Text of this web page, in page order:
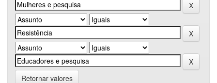
Retornar valores